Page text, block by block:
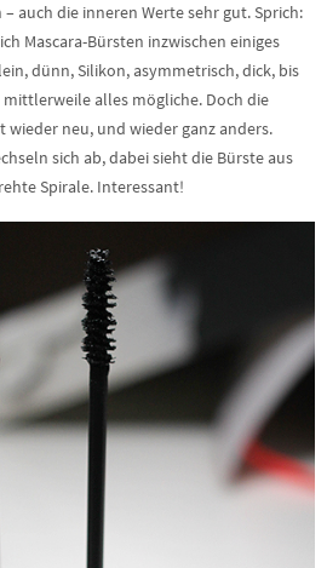
auch die inneren Werte sehr gut. Sprich:
Mascara-Bürsten inzwischen einiges
dünn, Silikon, asymmetrisch, dick, bis
alles mögliche. Doch die
wieder neu, und wieder ganz anders.
sich ab, dabei sieht die Bürste aus
Spirale. Interessant!